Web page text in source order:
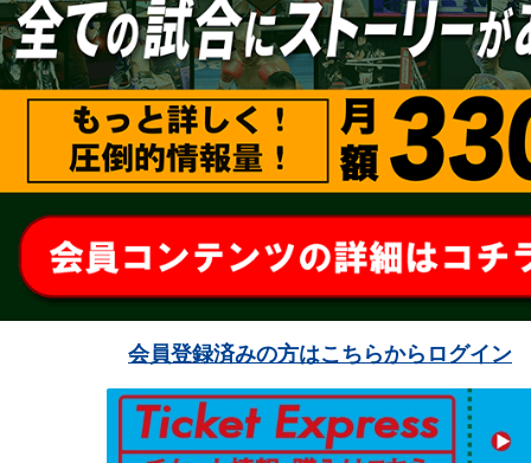
会員登録済みの方はこちらからログイン